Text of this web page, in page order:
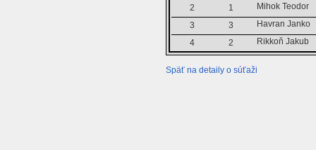
2
1
Mihok Teodor
3
3
Havran Janko
4
2 Rikkoň Jakub
Späť na detaily o súťaži